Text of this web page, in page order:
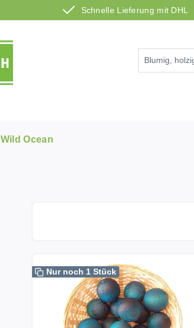
Schnelle Lieferung mit DHL
Wild Ocean
Nur noch 1 Stück